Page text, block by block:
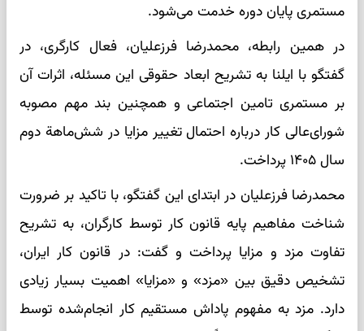
مستمری پایان دوره خدمت می‌شود.
در همین رابطه، محمدرضا فرزعلیان، فعال کارگری، در
گفتگو با ایلنا به تشریح ابعاد حقوقی این مسئله، اثرات آن
بر مستمری تامین اجتماعی و همچنین بند مهم مصوبه
شورای‌عالی کار درباره احتمال تغییر مزایا در شش‌ماهة دوم
سال ۱۴۰۵ پرداخت.
محمدرضا فرزعلیان در ابتدای این گفتگو، با تاکید بر ضرورت
شناخت مفاهیم پایه قانون کار توسط کارگران، به تشریح
تفاوت مزد و مزایا پرداخت و گفت: در قانون کار ایران،
تشخیص دقیق بین «مزد» و «مزایا» اهمیت بسیار زیادی
دارد. مزد به مفهوم پاداش مستقیم کار انجام‌شده توسط